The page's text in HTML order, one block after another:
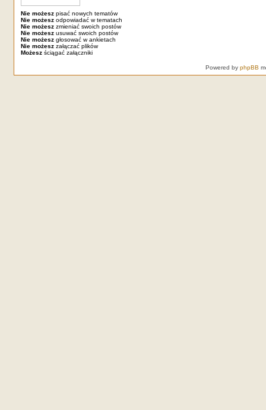
Nie możeszpisać nowych tematów
Nie możeszodpowiadać w tematach
Nie możeszzmieniać swoich postów
Nie możeszusuwać swoich postów
Nie możeszgłosować w ankietach
Nie możeszzałączać plików
Możeszściągać załączniki
Powered by phpBB